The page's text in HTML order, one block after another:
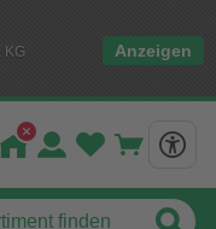
KG
Anzeigen